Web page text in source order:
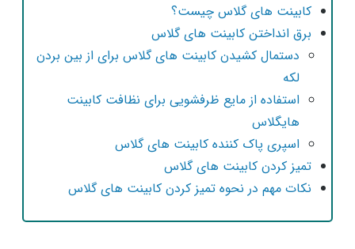
کابینت های گلاس چیست؟
برق انداختن کابینت های گلاس
دستمال کشیدن کابینت های گلاس برای از بین بردن
لکه
استفاده از مایع ظرفشویی برای نظافت کابینت
هایگلاس
اسپری پاک کننده کابینت های گلاس
تمیز کردن کابینت های گلاس
نکات مهم در نحوه تمیز کردن کابینت های گلاس